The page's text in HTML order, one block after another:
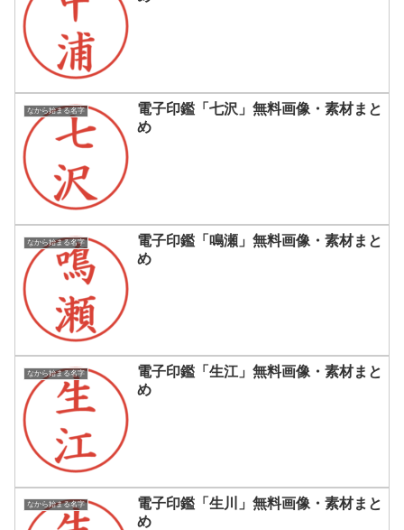
なから始まる名字
電子印鑑「七沢」無料画像・素材まと
め
なから始まる名字
電子印鑑「鳴瀬」無料画像・素材まと
め
なから始まる名字
電子印鑑「生江」無料画像・素材まと
め
なから始まる名字
電子印鑑「生川」無料画像・素材まと
め